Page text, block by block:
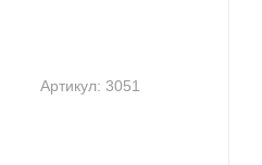
Артикул: 3051